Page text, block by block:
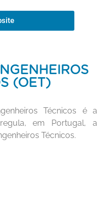
(OET)
Técnicos é a
em Portugal, a
Técnicos.